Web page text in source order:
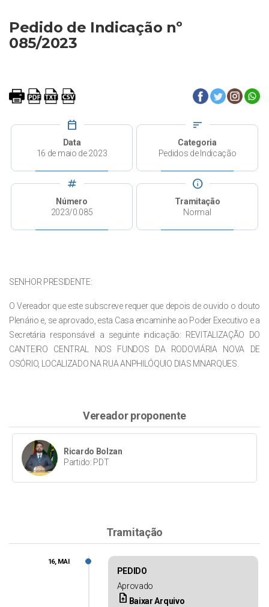
Pedido de Indicação nº
085/2023
calendar_today
Data
16 de maio de 2023
sort
Categoria
Pedidos de Indicação
tag
Número
2023/0.085
info
Tramitação
Normal
SENHOR PRESIDENTE:
O Vereador que este subscreve requer que depois de ouvido o douto
Plenário e, se aprovado, esta Casa encaminhe ao Poder Executivo e a
Secretária responsável a seguinte indicação: REVITALIZAÇÃO DO
CANTEIRO CENTRAL NOS FUNDOS DA RODOVIÁRIA NOVA DE
OSÓRIO, LOCALIZADO NA RUA ANPHILÓQUIO DIAS MNARQUES.
Vereador proponente
Ricardo Bolzan
Partido: PDT
Tramitação
PEDIDO
Aprovado
upload_file Baixar Arquivo
16, MAI